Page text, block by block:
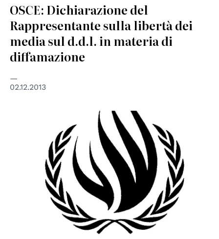
OSCE: Dichiarazione del
Rappresentante sulla libertà dei
media sul d.d.l. in materia di
diffamazione
02.12.2013